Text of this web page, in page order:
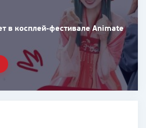
в косплей-фестивале Animate